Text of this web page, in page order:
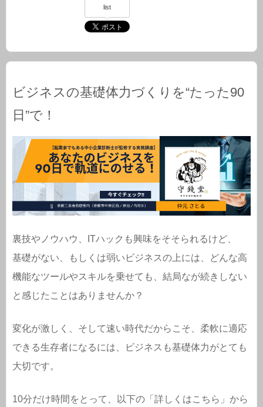
list
ビジネスの基礎体力づくりを“たった90
日”で！
裏技やノウハウ、ITハックも興味をそそられるけど、
基礎がない、もしくは弱いビジネスの上には、どんな高
機能なツールやスキルを乗せても、結局なが続きしない
と感じたことはありませんか？
変化が激しく、そして速い時代だからこそ、柔軟に適応
できる生存者になるには、ビジネスも基礎体力がとても
大切です。
10分だけ時間をとって、以下の「詳しくはこちら」から